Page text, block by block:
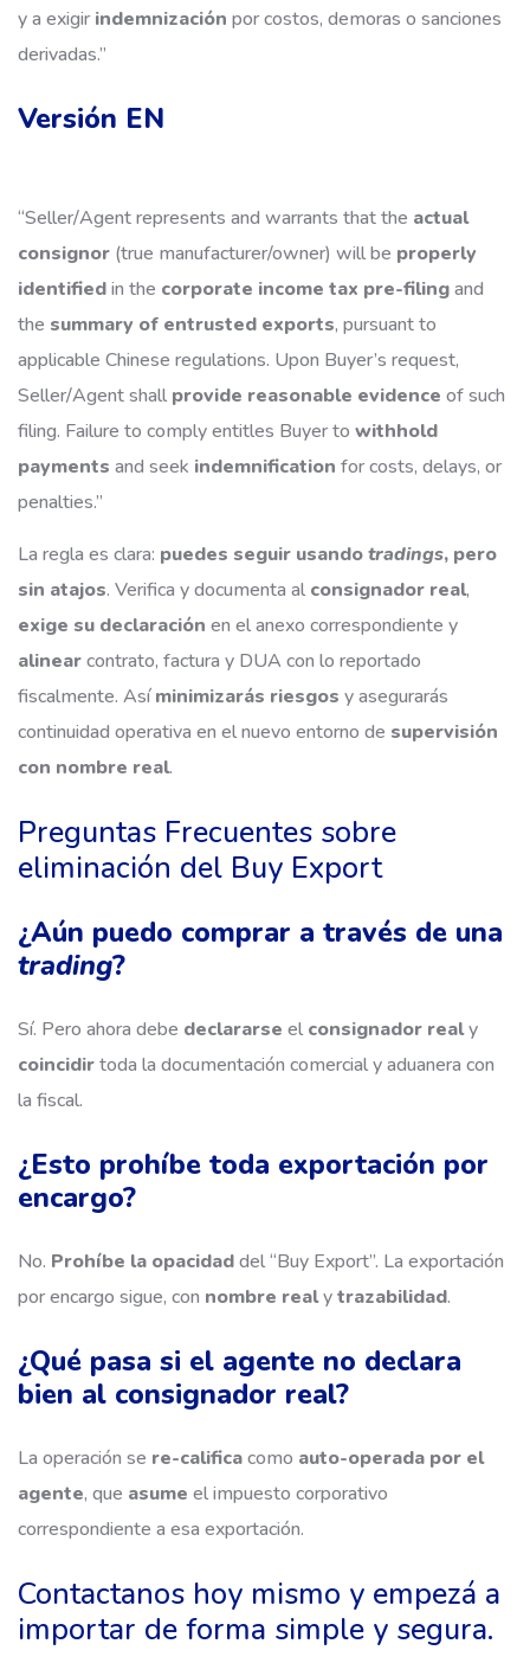
y a exigirindemnización por costos, demoras o sanciones
derivadas.”
Versión EN
“Seller/Agent represents and warrants that the actual
consignor (true manufacturer/owner) will be properly
identifiedin the corporate income tax pre-filingand
the summary of entrusted exports, pursuant to
applicable Chinese regulations. Upon Buyer’s request,
Seller/Agent shallprovide reasonable evidence of such
filing. Failure to comply entitles Buyer to withhold
payments and seek indemnification for costs, delays, or
penalties.”
La regla es clara: puedes seguir usandotradings, pero
sin atajos. Verifica y documenta alconsignador real,
exige su declaración en el anexo correspondiente y
alinearcontrato, factura y DUA con lo reportado
fiscalmente. Asíminimizarás riesgos y asegurarás
continuidad operativa en el nuevo entorno de supervisión
con nombre real.
Preguntas Frecuentes sobre
eliminación del Buy Export
¿Aún puedo comprar a través de una
trading?
Sí. Pero ahora debe declararse elconsignador realy
coincidirtoda la documentación comercial y aduanera con
la fiscal.
¿Esto prohíbe toda exportación por
encargo?
No. Prohíbe la opacidaddel “Buy Export”. La exportación
por encargo sigue, con nombre realytrazabilidad.
¿Qué pasa si el agente no declara
bien al consignador real?
La operación se re-calificacomo auto-operada por el
agente, que asume el impuesto corporativo
correspondiente a esa exportación.
Contactanos hoy mismo y empezá a
importar de forma simple y segura.